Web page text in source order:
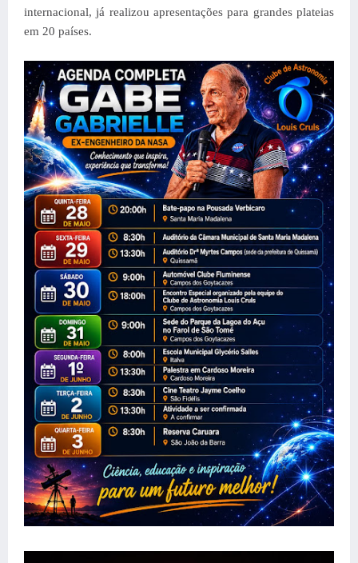
internacional, já realizou apresentações para grandes plateias
em 20 países.